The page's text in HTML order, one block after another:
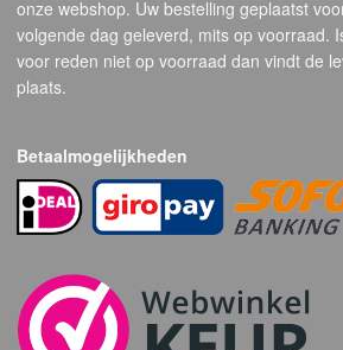
onze webshop. Uw bestelling geplaatst
volgende dag geleverd, mits op voorraad.
voor reden niet op voorraad dan vindt de
plaats.
Betaalmogelijkheden